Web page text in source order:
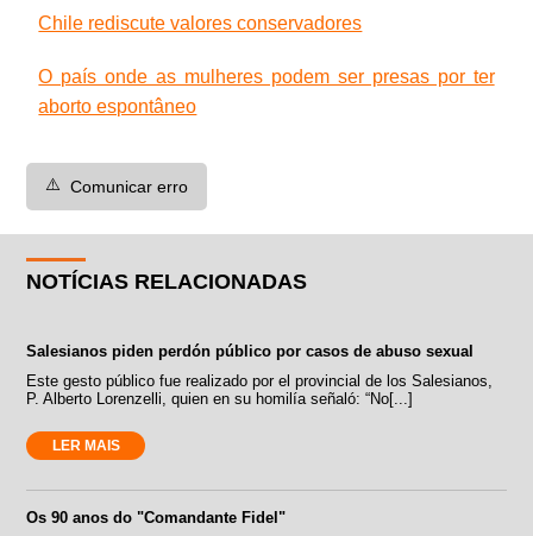
Chile rediscute valores conservadores
O país onde as mulheres podem ser presas por ter
aborto espontâneo
⚠️ Comunicar erro
NOTÍCIAS RELACIONADAS
Salesianos piden perdón público por casos de abuso sexual
Este gesto público fue realizado por el provincial de los Salesianos,
P. Alberto Lorenzelli, quien en su homilía señaló: “No[...]
LER MAIS
Os 90 anos do "Comandante Fidel"